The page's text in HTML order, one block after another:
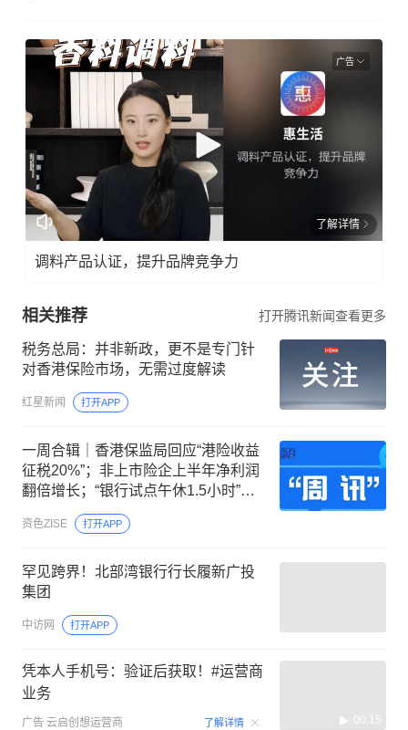
广告
了解详情
调料产品认证，提升品牌竞争力
相关推荐 打开腾讯新闻查看更多
税务总局：并非新政，更不是专门针
对香港保险市场，无需过度解读
红星新闻 打开APP
一周合辑｜香港保监局回应“港险收益
征税20%”；非上市险企上半年净利润
翻倍增长；“银行试点午休1.5小时”引
资色ZISE 打开APP
罕见跨界！北部湾银行行长履新广投
集团
中访网 打开APP
凭本人手机号：验证后获取！#运营商
业务
广告 云启创想运营商 了解详情 00:15